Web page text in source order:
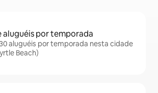
aluguéis por temporada
aluguéis por temporada nesta cidade
Beach)